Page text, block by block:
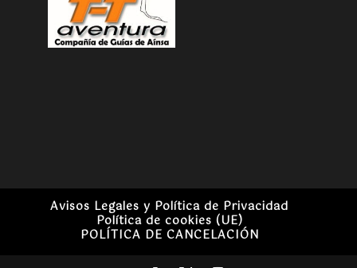
Avisos Legales y Política de Privacidad
Política de cookies (UE)
POLÍTICA DE CANCELACIÓN